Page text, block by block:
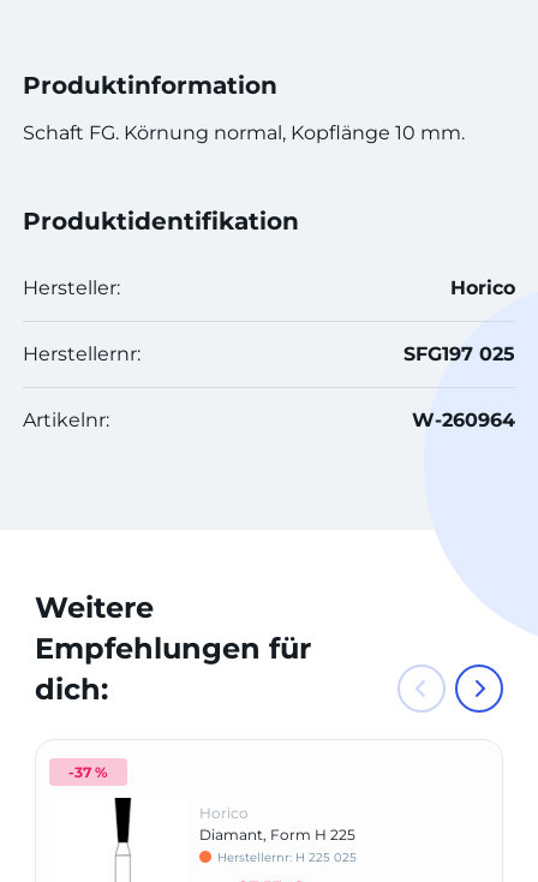
Produktinformation
Schaft FG. Körnung normal, Kopflänge 10 mm.
Produktidentifikation
Hersteller: Horico
Herstellernr: SFG197 025
Artikelnr: W-260964
Weitere
Empfehlungen für
dich:
-37 %
Horico
Diamant, Form H 225
Herstellernr: H 225 025